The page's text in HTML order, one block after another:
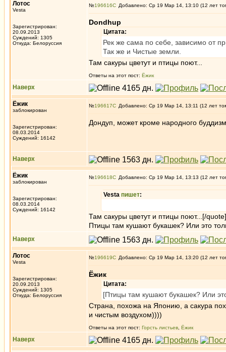
Лотос
Vesta
Зарегистрирован:
20.09.2013
Суждений: 1305
Откуда: Белоруссия
№196616 Добавлено: Ср 19 Мар 14, 13:10 (12 лет
Dondhup
Цитата:
Рек же сама по себе, зависимо от
Так же и Чистые земли.
Там сакуры цветут и птицы поют...
Ответы на этот пост: Ёжик
Наверх
Ёжик
заблокирован
Зарегистрирован:
08.03.2014
Суждений: 16142
№196617 Добавлено: Ср 19 Мар 14, 13:11 (12 лет
Дондуп, может кроме народного
Наверх
Ёжик
заблокирован
Зарегистрирован:
08.03.2014
Суждений: 16142
№196618 Добавлено: Ср 19 Мар 14, 13:13 (12 лет
Vesta пишет:
Там сакуры цветут и птицы поют...[/quote]
Птицы там кушают букашек? Или это
Наверх
Лотос
Vesta
Зарегистрирован:
20.09.2013
Суждений: 1305
Откуда: Белоруссия
№196619 Добавлено: Ср 19 Мар 14, 13:20 (12 лет
Ёжик
Цитата:
[Птицы там кушают букашек? Или
Страна, похожа на Японию, а сакура
и чистым воздухом))))
Ответы на этот пост: Горсть листьев Ёжик
Наверх